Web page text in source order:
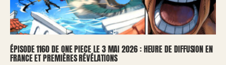
ÉPISODE 1160 DE ONE PIECE LE 3 MAI 2026 : HEURE DE DIFFUSION EN
FRANCE ET PREMIÈRES RÉVÉLATIONS